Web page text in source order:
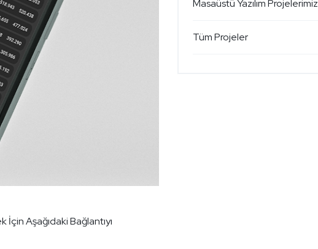
Aşağıdaki Bağlantıyı
Masaüstü Yazılım Projelerimiz
Tüm Projeler